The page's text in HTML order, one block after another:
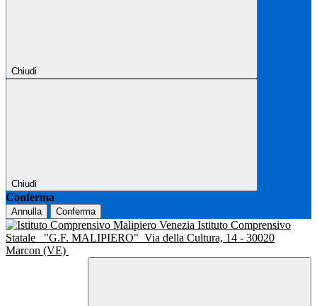
Chiudi
Chiudi
Conferma
Annulla Conferma
Istituto Comprensivo
Statale
"G.F. MALIPIERO" Via della Cultura, 14 - 30020
Marcon (VE)